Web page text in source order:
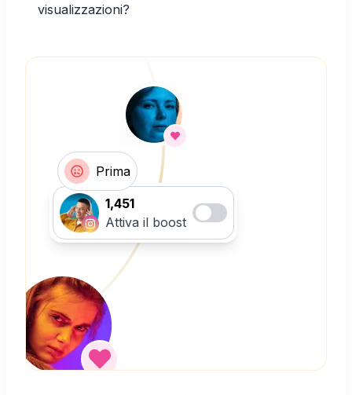
visualizzazioni?
Prima
1,451
Attiva il boost